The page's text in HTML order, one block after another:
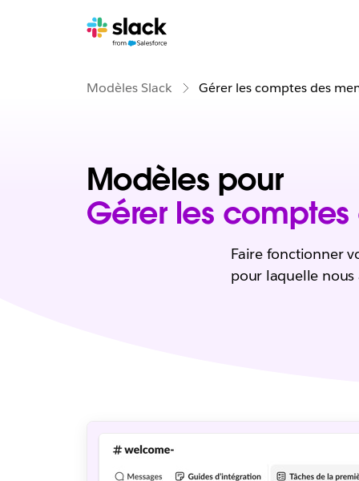
Modèles Slack Gérer les comptes des
Modèles pour
Gérer les
Faire fonctionner
pour laquelle nous